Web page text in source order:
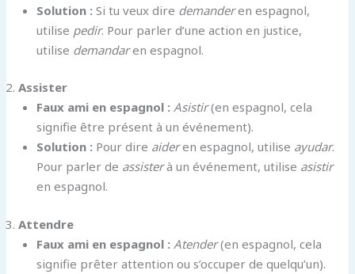
Solution :Si tu veux dire demanderen espagnol,
utilise pedir. Pour parler d’une action en justice,
utilise demandaren espagnol.
Assister
Faux ami en espagnol : Asistir(en espagnol, cela
signifie être présent à un événement).
Solution :Pour dire aideren espagnol, utilise ayudar.
Pour parler de assisterà un événement, utilise asistir
en espagnol.
Attendre
Faux ami en espagnol : Atender(en espagnol, cela
signifie prêter attention ou s’occuper de quelqu’un).